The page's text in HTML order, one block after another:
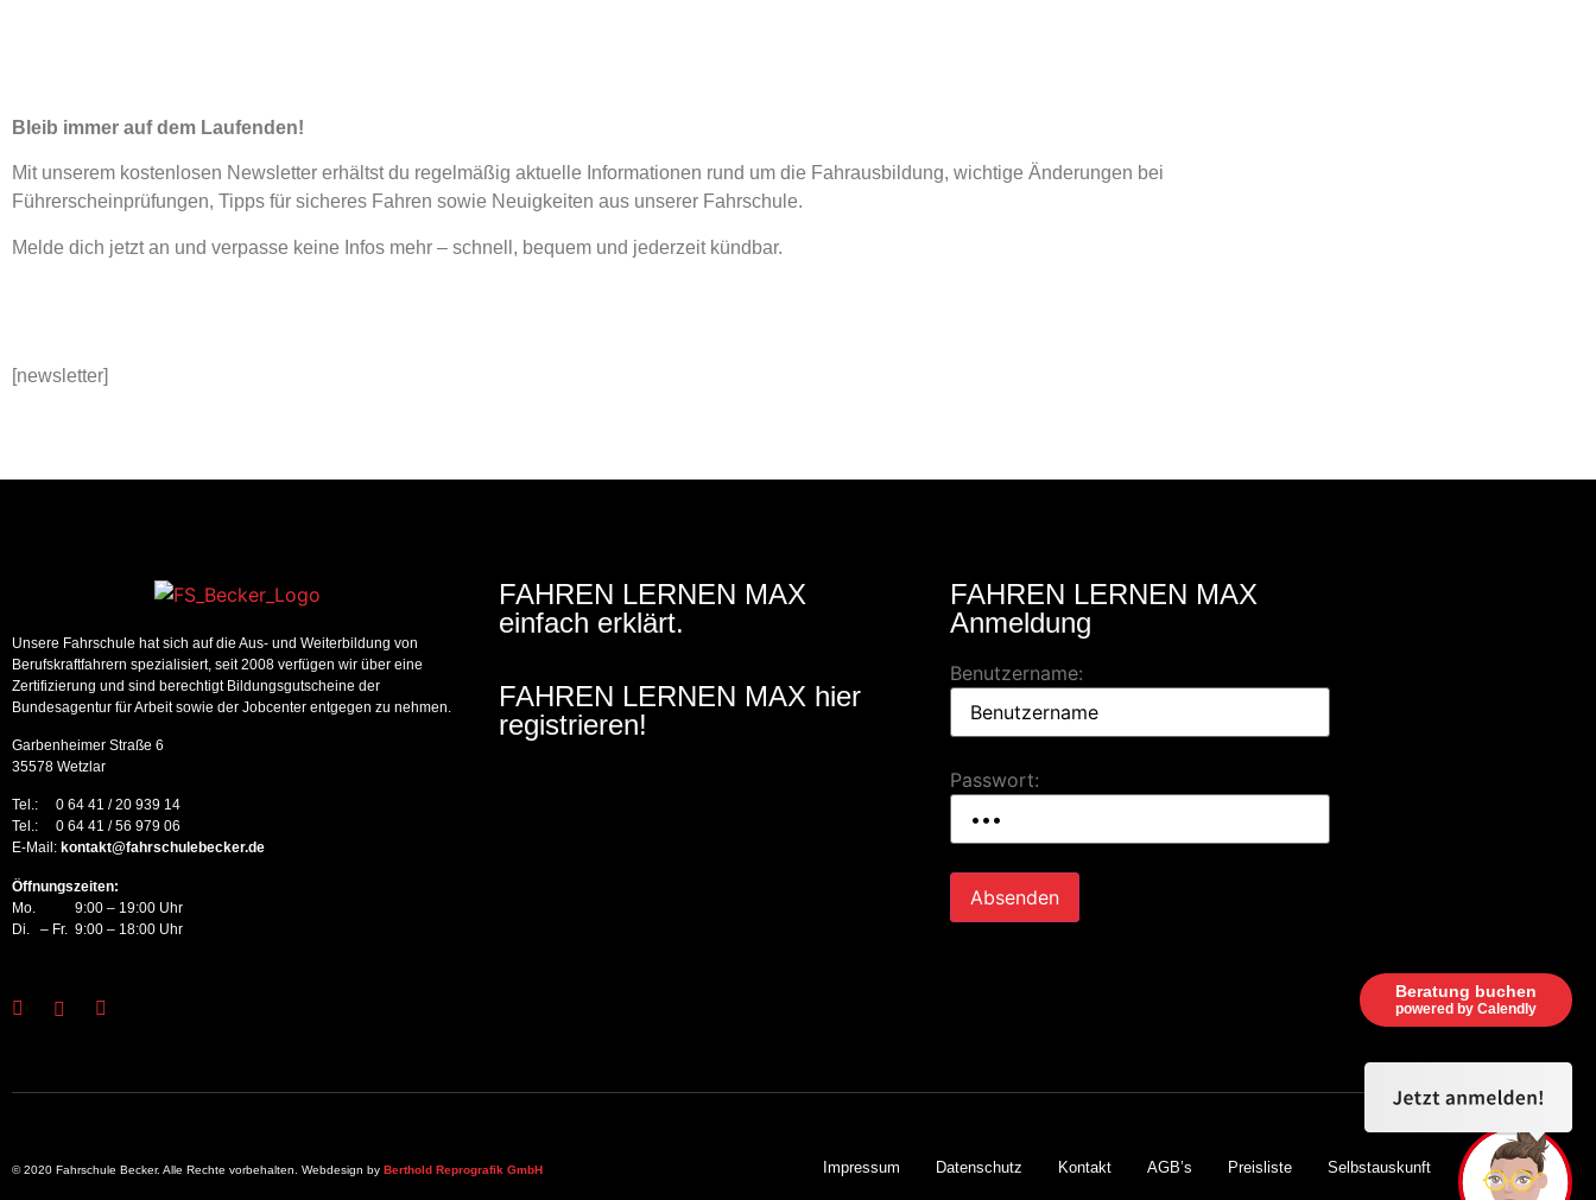
Beratung buchen
powered by Calendly
Bleib immer auf dem Laufenden!
Mit unserem kostenlosen Newsletter erhältst du regelmäßig aktuelle Informationen rund um die Fahrausbildung, wichtige Änderungen bei
Führerscheinprüfungen, Tipps für sicheres Fahren sowie Neuigkeiten aus unserer Fahrschule.
Melde dich jetzt an und verpasse keine Infos mehr – schnell, bequem und jederzeit kündbar.
[newsletter]
Unsere Fahrschule hat sich auf die Aus- und Weiterbildung von
Berufskraftfahrern spezialisiert, seit 2008 verfügen wir über eine
Zertifizierung und sind berechtigt Bildungsgutscheine der
Bundesagentur für Arbeit sowie der Jobcenter entgegen zu nehmen.
Garbenheimer Straße 6
35578 Wetzlar
Tel.: 0 64 41 / 20 939 14
Tel.: 0 64 41 / 56 979 06
E-Mail: kontakt@fahrschulebecker.de
Öffnungszeiten:
Mo. 9:00 – 19:00 Uhr
Di. – Fr. 9:00 – 18:00 Uhr
FAHREN LERNEN MAX
einfach erklärt.
FAHREN LERNEN MAX hier
registrieren!
FAHREN LERNEN MAX
Anmeldung
Benutzername:
Passwort:
© 2020 Fahrschule Becker. Alle Rechte vorbehalten. Webdesign by Berthold Reprografik GmbH Impressum Datenschutz Kontakt AGB’s Preisliste Selbstauskunft